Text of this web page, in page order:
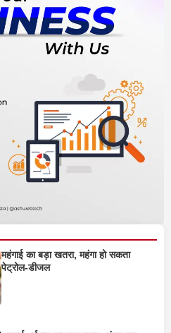
महंगाई का बड़ा खतरा, महंगा हो सकता
पेट्रोल-डीजल